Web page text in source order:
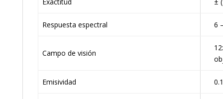
Exactitud ±
Respuesta espectral 6
Campo de visión
Emisividad